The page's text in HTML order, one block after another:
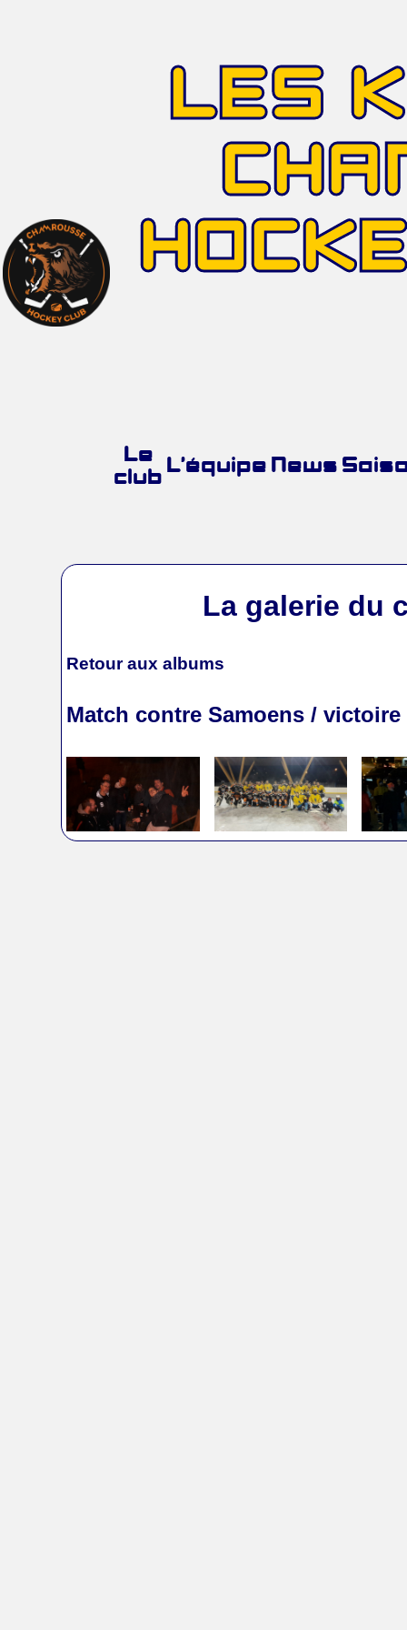
LES
Le
club
L’équipe News
La galerie du
Retour aux albums
Match contre Samoens / victoire